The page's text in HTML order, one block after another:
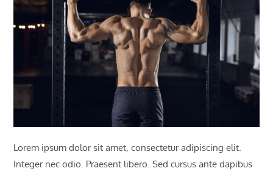
Lorem ipsum dolor sit amet, consectetur adipiscing elit.
Integer nec odio. Praesent libero. Sed cursus ante dapibus